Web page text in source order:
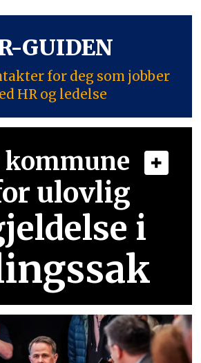
GUIDEN
for deg som jobber
HR og ledelse
kommune
ulovlig
i